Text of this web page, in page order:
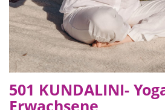
501 KUNDALINI-
Erwachsene